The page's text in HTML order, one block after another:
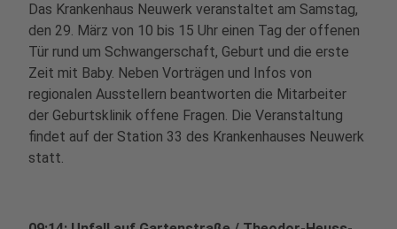
Das Krankenhaus Neuwerk veranstaltet am Samstag,
den 29. März von 10 bis 15 Uhr einen Tag der offenen
Tür rund um Schwangerschaft, Geburt und die erste
Zeit mit Baby. Neben Vorträgen und Infos von
regionalen Ausstellern beantworten die Mitarbeiter
der Geburtsklinik offene Fragen. Die Veranstaltung
findet auf der Station 33 des Krankenhauses Neuwerk
statt.